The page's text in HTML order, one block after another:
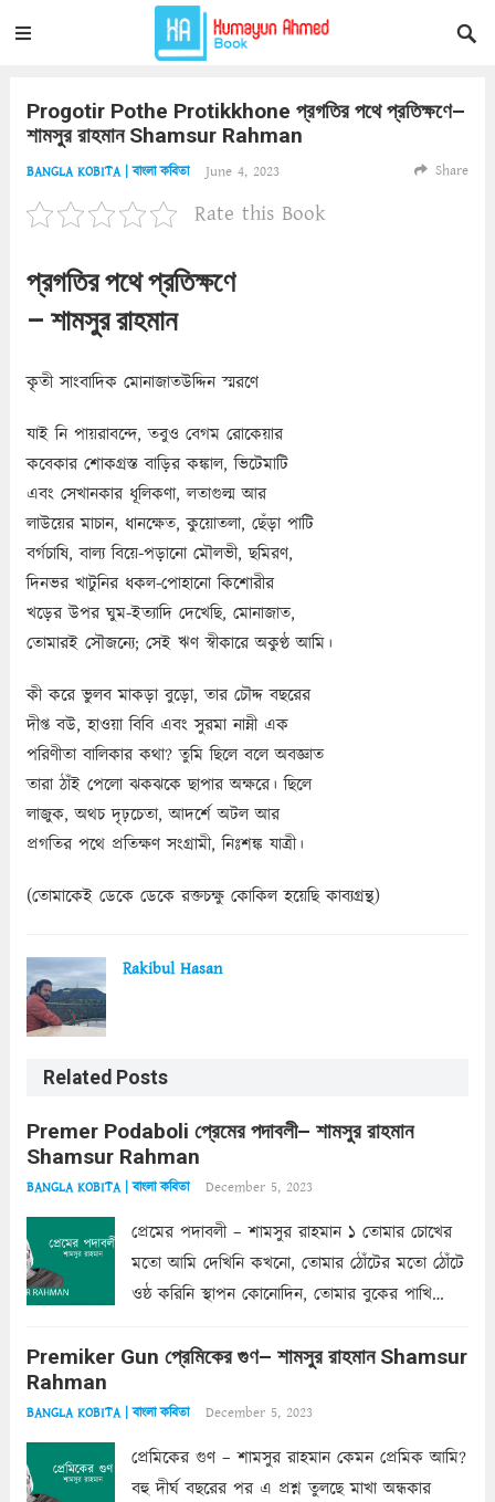
Progotir Pothe Protikkhone প্রগতির পথে প্রতিক্ষণে–
শামসুর রাহমান Shamsur Rahman
BANGLA KOBITA | বাংলা কবিতা June 4, 2023 Share
Rate this Book
প্রগতির পথে প্রতিক্ষণে
– শামসুর রাহমান
কৃতী সাংবাদিক মোনাজাতউদ্দিন স্মরণে
যাই নি পায়রাবন্দে, তবুও বেগম রোকেয়ার
কবেকার শোকগ্রস্ত বাড়ির কঙ্কাল, ভিটেমাটি
এবং সেখানকার ধূলিকণা, লতাগুল্ম আর
লাউয়ের মাচান, ধানক্ষেত, কুয়োতলা, ছেঁড়া পাটি
বর্গচাষি, বাল্য বিয়ে-পড়ানো মৌলভী, ছমিরণ,
দিনভর খাটুনির ধকল-পোহানো কিশোরীর
খড়ের উপর ঘুম-ইত্যাদি দেখেছি, মোনাজাত,
তোমারই সৌজন্যে; সেই ঋণ স্বীকারে অকুণ্ঠ আমি।
কী করে ভুলব মাকড়া বুড়ো, তার চৌদ্দ বছরের
দীপ্ত বউ, হাওয়া বিবি এবং সুরমা নাম্নী এক
পরিণীতা বালিকার কথা? তুমি ছিলে বলে অবজ্ঞাত
তারা ঠাঁই পেলো ঝকঝকে ছাপার অক্ষরে। ছিলে
লাজুক, অথচ দৃঢ়চেতা, আদর্শে অটল আর
প্রগতির পথে প্রতিক্ষণ সংগ্রামী, নিঃশঙ্ক যাত্রী।
(তোমাকেই ডেকে ডেকে রক্তচক্ষু কোকিল হয়েছি কাব্যগ্রন্থ)
Rakibul Hasan
Related Posts
Premer Podaboli প্রেমের পদাবলী– শামসুর রাহমান
Shamsur Rahman
BANGLA KOBITA | বাংলা কবিতা December 5, 2023
প্রেমের পদাবলী – শামসুর রাহমান ১ তোমার চোখের
মতো আমি দেখিনি কখনো, তোমার ঠোঁটের মতো ঠোঁটে
ওষ্ঠ করিনি স্থাপন কোনোদিন, তোমার বুকের পাখি
কোথাও কি এরকম ছায়া দেয় ক্লান্তির প্রহরে? মুছে
Premiker Gun প্রেমিকের গুণ– শামসুর রাহমান Shamsur
Rahman
BANGLA KOBITA | বাংলা কবিতা December 5, 2023
প্রেমিকের গুণ – শামসুর রাহমান কেমন প্রেমিক আমি?
বহু দীর্ঘ বছরের পর এ প্রশ্ন তুলছে মাখা অন্ধকার